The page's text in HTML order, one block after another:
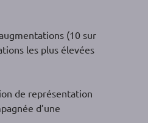
(10 sur
les plus élevées
de représentation
d’une